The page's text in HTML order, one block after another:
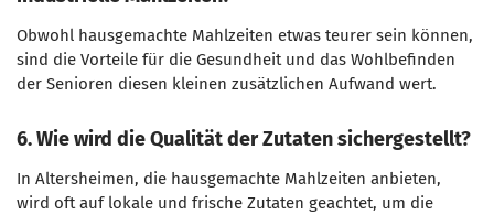
Obwohl hausgemachte Mahlzeiten etwas teurer sein können,
sind die Vorteile für die Gesundheit und das Wohlbefinden
der Senioren diesen kleinen zusätzlichen Aufwand wert.
6. Wie wird die Qualität der Zutaten sichergestellt?
In Altersheimen, die hausgemachte Mahlzeiten anbieten,
wird oft auf lokale und frische Zutaten geachtet, um die